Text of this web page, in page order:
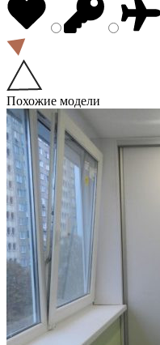
Похожие модели